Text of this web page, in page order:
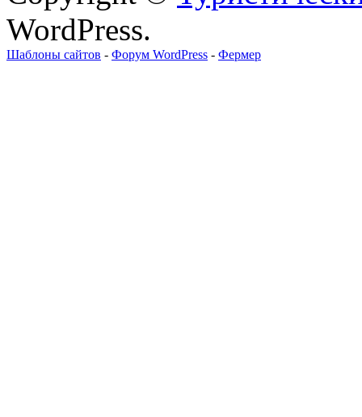
WordPress.
Шаблоны сайтов - Форум WordPress - Фермер